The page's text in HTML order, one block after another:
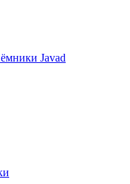
Javad